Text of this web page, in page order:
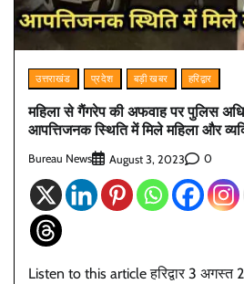
उत्तराखंड प्रदेश बड़ी खबर हरिद्वार
महिला से गैंगरेप की अफवाह पर पुलिस
आपत्तिजनक स्थिति में मिले महिला और
Bureau News August 3, 2023 0
Listen to this article हरिद्वार 3 अगस्त